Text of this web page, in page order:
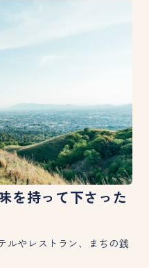
を持って下さった
ルやレストラン、まちの銭